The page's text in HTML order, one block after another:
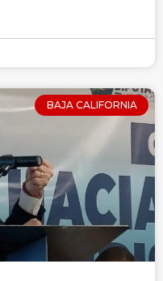
BAJA CALIFORNIA